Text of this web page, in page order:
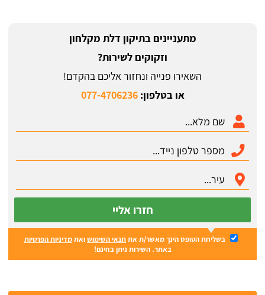
מתעניינים בתיקון דלת מקלחון
וזקוקים לשירות?
השאירו פנייה ונחזור אליכם בהקדם!
או בטלפון:077-4706236
חזרו אליי
בשליחת הטופס הינך מאשר/ת אתתנאי השימושואתמדיניות הפרטיות
באתר. השירות ניתן בחינם!